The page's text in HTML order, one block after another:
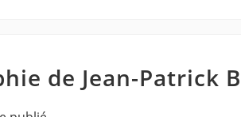
de Jean-Patrick